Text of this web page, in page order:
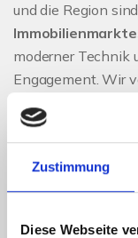
Zustimmung
Diese Webseite
und die Region
moderner Technik
Engagement. Wir
München und
Thannhausen
Immobilie. Nicht
Geschäftsführer